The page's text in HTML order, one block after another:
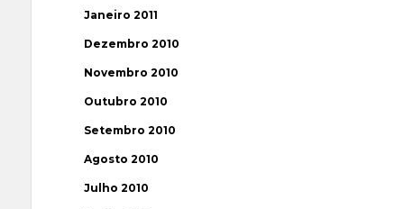
Janeiro 2011
Dezembro 2010
Novembro 2010
Outubro 2010
Setembro 2010
Agosto 2010
Julho 2010